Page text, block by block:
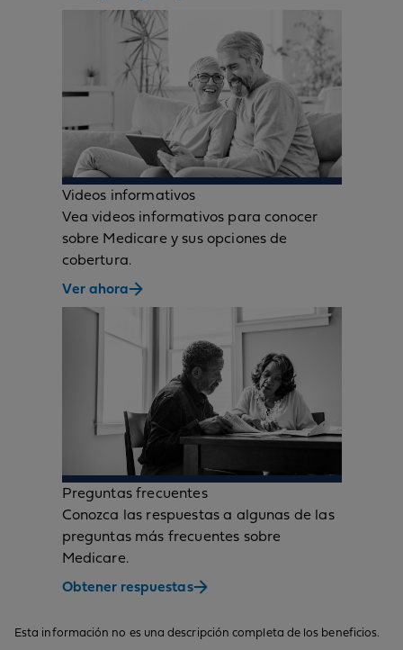
Videos informativos
Vea videos informativos para conocer
sobre Medicare y sus opciones de
cobertura.
Ver ahora
Preguntas frecuentes
Conozca las respuestas a algunas de las
preguntas más frecuentes sobre
Medicare.
Obtener respuestas
Esta información no es una descripción completa de los beneficios.